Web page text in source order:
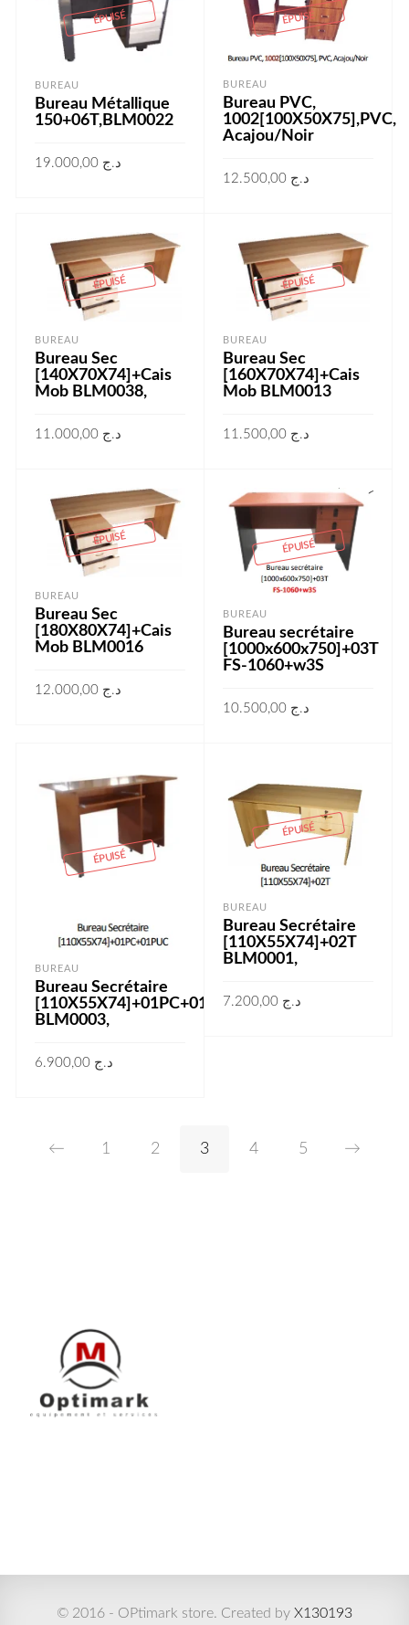
ÉPUISÉ
BUREAU
Bureau Métallique
150+06T,BLM0022
د.ج 19.000,00
ÉPUISÉ
BUREAU
Bureau PVC,
1002[100X50X75],PVC,
Acajou/Noir
د.ج
ÉPUISÉ
BUREAU
Bureau Sec
[140X70X74]+Cais
Mob BLM0038,
د.ج 11.000,00
ÉPUISÉ
BUREAU
Bureau Sec
[160X70X74]+Cais
Mob BLM0013
د.ج
ÉPUISÉ
BUREAU
Bureau Sec
[180X80X74]+Cais
Mob BLM0016
د.ج 12.000,00
ÉPUISÉ
BUREAU
Bureau secrétaire
[1000x600x750]+03T
FS-1060+w3S
د.ج
ÉPUISÉ
BUREAU
Bureau Secrétaire
[110X55X74]+01PC+01PUC
BLM0003,
د.ج 6.900,00
ÉPUISÉ
BUREAU
Bureau Secrétaire
[110X55X74]+02T
BLM0001,
د.ج
← 1 2 3 4 5 →
© 2016 - OPtimark store. Created by X130193